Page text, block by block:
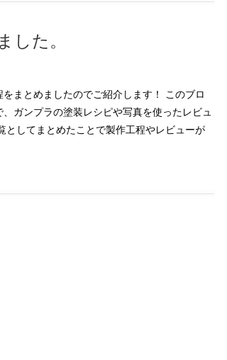
した。
まとめましたのでご紹介します！ このブロ
ガンプラの塗装レシピや写真を使ったレビュ
してまとめたことで製作工程やレビューが